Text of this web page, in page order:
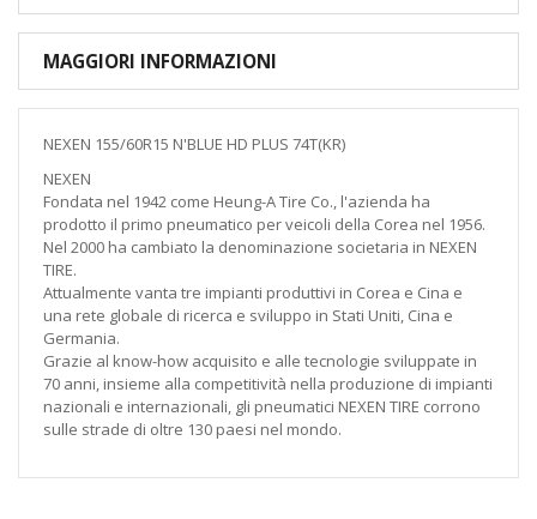
MAGGIORI INFORMAZIONI
NEXEN 155/60R15 N'BLUE HD PLUS 74T(KR)
NEXEN
Fondata nel 1942 come Heung-A Tire Co., l'azienda ha
prodotto il primo pneumatico per veicoli della Corea nel 1956.
Nel 2000 ha cambiato la denominazione societaria in NEXEN
TIRE.
Attualmente vanta tre impianti produttivi in Corea e Cina e
una rete globale di ricerca e sviluppo in Stati Uniti, Cina e
Germania.
Grazie al know-how acquisito e alle tecnologie sviluppate in
70 anni, insieme alla competitività nella produzione di impianti
nazionali e internazionali, gli pneumatici NEXEN TIRE corrono
sulle strade di oltre 130 paesi nel mondo.